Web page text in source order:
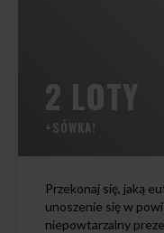
2 LOTY
+SÓWKA!
Przekonaj się, jaką
unoszenie się w
niepowtarzalny